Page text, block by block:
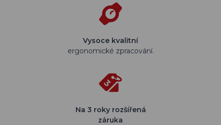
Vysoce kvalitní
ergonomické zpracování.
Na 3 roky rozšířená
záruka